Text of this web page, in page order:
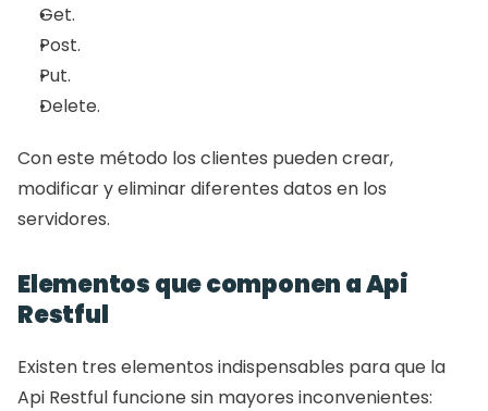
Get.
Post.
Put.
Delete.
Con este método los clientes pueden crear,
modificar y eliminar diferentes datos en los
servidores.
Elementos que componen a Api
Restful
Existen tres elementos indispensables para que la
Api Restful funcione sin mayores inconvenientes: